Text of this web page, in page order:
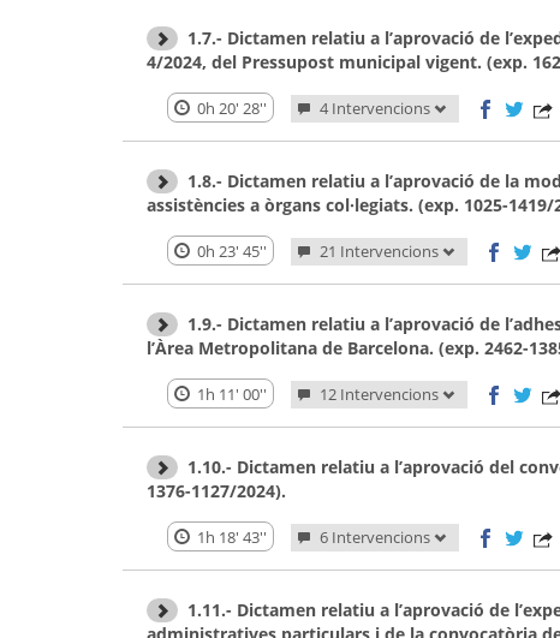
1.7.- Dictamen relatiu a l’aprovació de
4/2024, del Pressupost municipal vigent. (exp.
0h 20' 28'' 4 Intervencions
1.8.- Dictamen relatiu a l’aprovació de la
assistències a òrgans col·legiats. (exp. 1025-1419/
0h 23' 45'' 21 Intervencions
1.9.- Dictamen relatiu a l’aprovació de
l’Àrea Metropolitana de Barcelona. (exp. 2462-
1h 11' 00'' 12 Intervencions
1.10.- Dictamen relatiu a l’aprovació del
1376-1127/2024).
1h 18' 43'' 6 Intervencions
1.11.- Dictamen relatiu a l’aprovació de